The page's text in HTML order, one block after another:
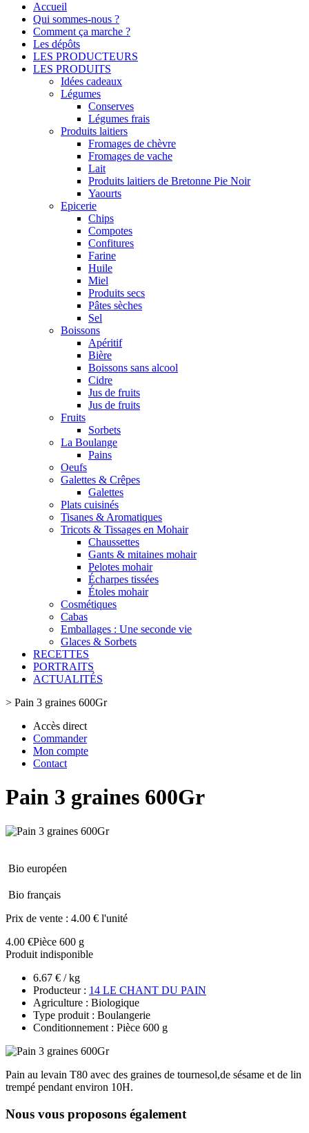
Accueil
Qui sommes-nous ?
Comment ça marche ?
Les dépôts
LES PRODUCTEURS
LES PRODUITS
Idées cadeaux
Légumes
Conserves
Légumes frais
Produits laitiers
Fromages de chèvre
Fromages de vache
Lait
Produits laitiers de Bretonne Pie Noir
Yaourts
Epicerie
Chips
Compotes
Confitures
Farine
Huile
Miel
Produits secs
Pâtes sèches
Sel
Boissons
Apéritif
Bière
Boissons sans alcool
Cidre
Jus de fruits
Jus de fruits
Fruits
Sorbets
La Boulange
Pains
Oeufs
Galettes & Crêpes
Galettes
Plats cuisinés
Tisanes & Aromatiques
Tricots & Tissages en Mohair
Chaussettes
Gants & mitaines mohair
Pelotes mohair
Écharpes tissées
Étoles mohair
Cosmétiques
Cabas
Emballages : Une seconde vie
Glaces & Sorbets
RECETTES
PORTRAITS
ACTUALITÉS
> Pain 3 graines 600Gr
Accès direct
Commander
Mon compte
Contact
Pain 3 graines 600Gr
Bio européen
Bio français
Prix de vente : 4.00 € l'unité
4.00 €Pièce 600 g
Produit indisponible
6.67 € / kg
Producteur : 14 LE CHANT DU PAIN
Agriculture : Biologique
Type produit : Boulangerie
Conditionnement : Pièce 600 g
Pain au levain T80 avec des graines de tournesol,de sésame et de lin
trempé pendant environ 10H.
Nous vous proposons également